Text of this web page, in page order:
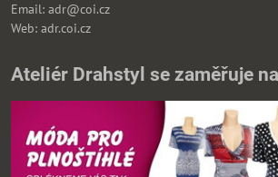
Email: adr@coi.cz
Web: adr.coi.cz
Ateliér Drahstyl se zaměřuje